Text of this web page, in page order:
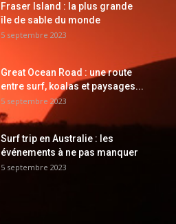
Fraser Island : la plus grande
île de sable du monde
5 septembre 2023
Great Ocean Road : une route
entre surf, koalas et paysages...
5 septembre 2023
Surf trip en Australie : les
événements à ne pas manquer
5 septembre 2023